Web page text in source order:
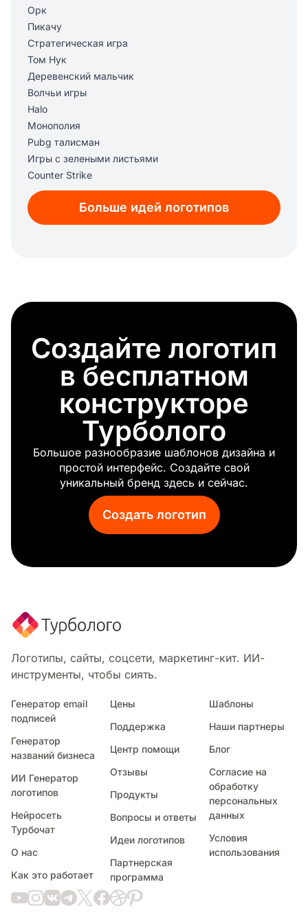
Орк
Пикачу
Стратегическая игра
Том Нук
Деревенский мальчик
Волчьи игры
Halo
Монополия
Pubg талисман
Игры с зелеными листьями
Counter Strike
Дискорд
Алмазный меч
Диабло
Приставка
Элита
Королевские игры
Карточная игра
Наблюдение
Студия игрового дизайна
Мальчик игрок
Покемон
Ассасин
Майнкрафт
Animal Crossing
Стар крафт
Ракетная лига
Символ киллера
Галактический убийца
Снайпер
Rainbow Six Siege
Шахматы
Твич
Девушка-геймер
Mobile Legends
Fortnite
Больше идей логотипов
Создайте логотип
в бесплатном
конструкторе
Турболого
Большое разнообразие шаблонов дизайна и
простой интерфейс. Создайте свой
уникальный бренд здесь и сейчас.
Создать логотип
Логотипы, сайты, соцсети, маркетинг-кит. ИИ-
инструменты, чтобы сиять.
Генератор email
подписей
Генератор
названий бизнеса
ИИ Генератор
логотипов
Нейросеть
Турбочат
О нас
Как это работает
Цены
Поддержка
Центр помощи
Отзывы
Продукты
Вопросы и ответы
Идеи логотипов
Партнерская
программа
Шаблоны
Наши партнеры
Блог
Согласие на
обработку
персональных
данных
Условия
использования